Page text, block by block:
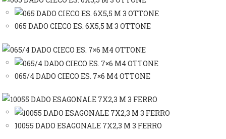
065 DADO CIECO ES. 6X5,5 M 3 OTTONE
065/4 DADO CIECO ES. 7×6 M4 OTTONE
10055 DADO ESAGONALE 7X2,3 M 3 FERRO